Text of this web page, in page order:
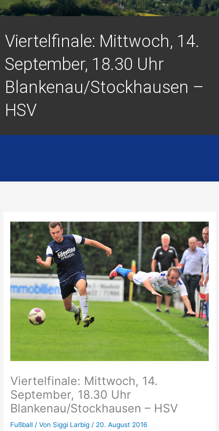
Viertelfinale: Mittwoch, 14.
September, 18.30 Uhr
Blankenau/Stockhausen –
HSV
Viertelfinale: Mittwoch, 14.
September, 18.30 Uhr
Blankenau/Stockhausen – HSV
Fußball / Von Siggi Larbig / 20. August 2016